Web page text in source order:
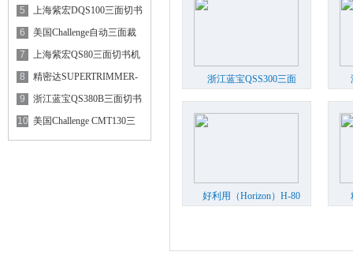
机
5
上海紫宏DQS100三面切书
机
6
美国Challenge自动三面裁
书机
7
上海紫宏QS80三面切书机
8
精密达SUPERTRIMMER-
100全自
9
浙江蓝宝QS380B三面切书
机
10 美国Challenge CMT130三
面裁
浙江蓝宝QSS300三面
好利用（Horizon）H-80